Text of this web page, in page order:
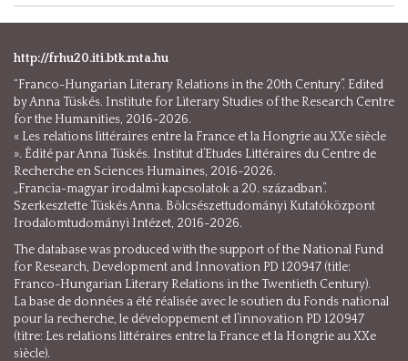
http://frhu20.iti.btk.mta.hu
“Franco-Hungarian Literary Relations in the 20th Century”. Edited
by Anna Tüskés. Institute for Literary Studies of the Research Centre
for the Humanities, 2016-2026.
« Les relations littéraires entre la France et la Hongrie au XXe siècle
». Édité par Anna Tüskés. Institut d’Etudes Littéraires du Centre de
Recherche en Sciences Humaines, 2016-2026.
„Francia-magyar irodalmi kapcsolatok a 20. században”.
Szerkesztette Tüskés Anna. Bölcsészettudományi Kutatóközpont
Irodalomtudományi Intézet, 2016-2026.
The database was produced with the support of the National Fund
for Research, Development and Innovation PD 120947 (title:
Franco-Hungarian Literary Relations in the Twentieth Century).
La base de données a été réalisée avec le soutien du Fonds national
pour la recherche, le développement et l’innovation PD 120947
(titre: Les relations littéraires entre la France et la Hongrie au XXe
siècle).